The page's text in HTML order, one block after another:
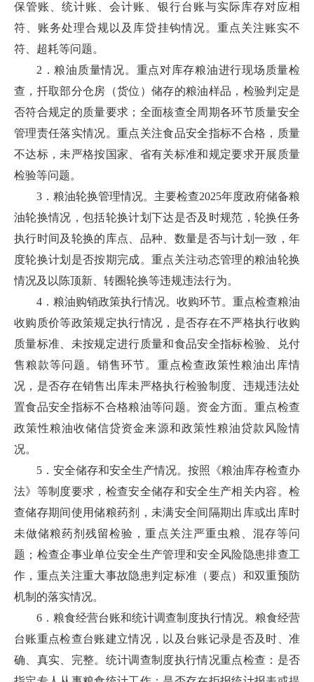
保管账、统计账、会计账、银行台账与实际库存对应相
符、账务处理合规以及库贷挂钩情况。重点关注账实不
符、超耗等问题。
2．粮油质量情况。重点对库存粮油进行现场质量检
查，扦取部分仓房（货位）储存的粮油样品，检验判定是
否符合规定的质量要求；全面核查全周期各环节质量安全
管理责任落实情况。重点关注食品安全指标不合格，质量
不达标，未严格按国家、省有关标准和规定要求开展质量
检验等问题。
3．粮油轮换管理情况。主要检查2025年度政府储备粮
油轮换情况，包括轮换计划下达是否及时规范，轮换任务
执行时间及轮换的库点、品种、数量是否与计划一致，年
度轮换计划是否按期完成。重点关注动态管理的粮油轮换
情况及以陈顶新、转圈轮换等违规违法行为。
4．粮油购销政策执行情况。收购环节。重点检查粮油
收购质价等政策规定执行情况，是否存在不严格执行收购
质量标准、未按规定进行质量和食品安全指标检验、兑付
售粮款等问题。销售环节。重点检查政策性粮油出库情
况，是否存在销售出库未严格执行检验制度、违规违法处
置食品安全指标不合格粮油等问题。资金方面。重点检查
政策性粮油收储信贷资金来源和政策性粮油贷款风险情
况。
5．安全储存和安全生产情况。按照《粮油库存检查办
法》等制度要求，检查安全储存和安全生产相关内容。检
查储存期间使用储粮药剂，未满安全间隔期出库或出库时
未做储粮药剂残留检验，重点关注严重虫粮、混存等问
题；检查企事业单位安全生产管理和安全风险隐患排查工
作，重点关注重大事故隐患判定标准（要点）和双重预防
机制的落实情况。
6．粮食经营台账和统计调查制度执行情况。粮食经营
台账重点检查台账建立情况，以及台账记录是否及时、准
确、真实、完整。统计调查制度执行情况重点检查：是否